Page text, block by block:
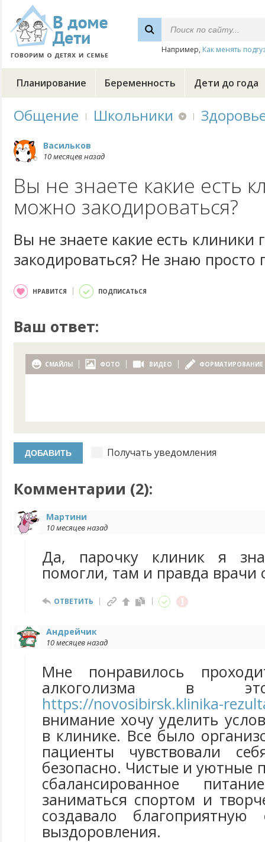
Например, Как менять
Планирование Беременность Дети до года
Общение Школьники
Васильков
10 месяцев назад
Вы не знаете какие есть
можно закодироваться?
Вы не знаете какие есть клиники
закодироваться? Не знаю просто
НРАВИТСЯ ПОДПИСАТЬСЯ
Ваш ответ:
СМАЙЛЫ ФОТО ВИДЕО ФОРМАТИРОВАНИЕ
Получать уведомления
Комментарии (2):
Мартини
10 месяцев назад
Да, парочку клиник я
помогли, там и правда врачи
ОТВЕТИТЬ
Андрейчик
10 месяцев назад
Мне понравилось
алкоголизма в
https://novosibirsk.klinika-
внимание хочу уделить
в клинике. Все было
пациенты чувствовали
безопасно. Чистые и уютные
сбалансированное
заниматься спортом и
создавало благоприятную
выздоровления.